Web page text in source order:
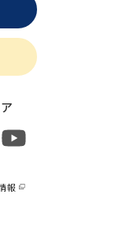
報